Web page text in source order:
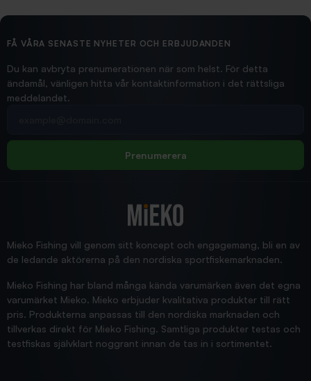
2026/02/19
Hittade exakt vad jag behövde. Snabb och bra...
Jensa
FÅ VÅRA SENASTE NYHETER OCH ERBJUDANDEN
Du kan avbryta prenumerationen när som helst. För detta
ändamål, vänligen hitta vår kontaktinformation i det rättsliga
meddelandet.
Prenumerera
Mieko Fishing vill genom sitt koncept och engagemang, bli en av
de ledande aktörerna på den nordiska sportfiskemarknaden.
Mieko Fishing har bland många kända varumärken även det egna
varumärket Mieko. Mieko erbjuder kvalitativa produkter till rätt
pris. Produkterna anpassas till den nordiska marknaden och
tillverkas direkt för Mieko Fishing. Samtliga produkter testas och
testfiskas självklart noggrant innan de tas in i sortimentet.